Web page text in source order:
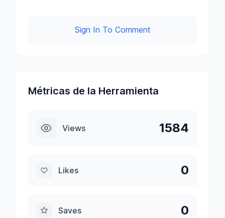
Sign In To Comment
Métricas de la Herramienta
Views 1584
Likes 0
Saves 0